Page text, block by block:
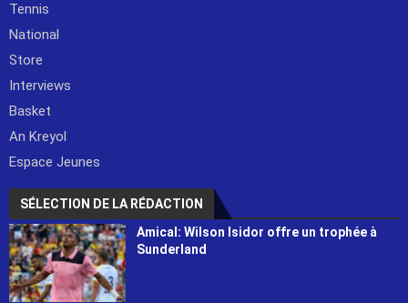
Tennis
National
Store
Interviews
Basket
An Kreyol
Espace Jeunes
SÉLECTION DE LA RÉDACTION
Amical: Wilson Isidor offre un trophée à
Sunderland